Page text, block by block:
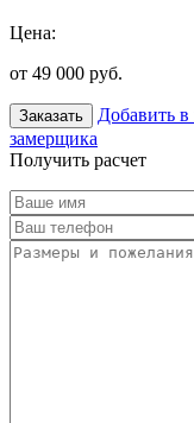
Цена:
от 49 000 руб.
Заказать Добавить в
замерщика
Получить расчет